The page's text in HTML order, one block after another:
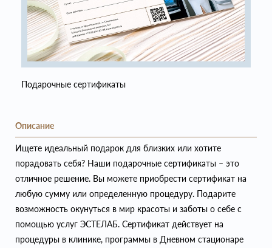
Подарочные сертификаты
Описание
Ищете идеальный подарок для близких или хотите
порадовать себя? Наши подарочные сертификаты – это
отличное решение. Вы можете приобрести сертификат на
любую сумму или определенную процедуру. Подарите
возможность окунуться в мир красоты и заботы о себе с
помощью услуг ЭСТЕЛАБ. Сертификат действует на
процедуры в клинике, программы в Дневном стационаре